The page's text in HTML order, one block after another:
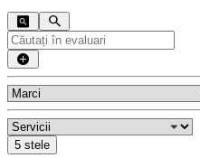
5 stele